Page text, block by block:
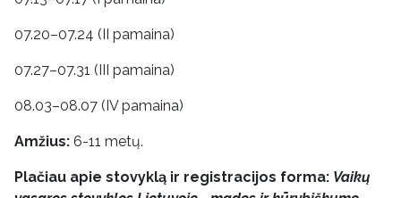
07.20–07.24 (II pamaina)
07.27–07.31 (III pamaina)
08.03–08.07 (IV pamaina)
Amžius: 6-11 metų.
Plačiau apie stovyklą ir registracijos forma: Vaikų